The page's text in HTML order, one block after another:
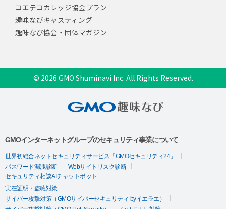
コエテコカレッジ協会プラン
趣味なびキャスティング
趣味なび協会・団体マガジン
© 2026 GMO Shuminavi Inc. All Rights Reserved.